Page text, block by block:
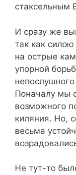
стаксельным
И сразу же
так как
на острые
упорной
Поначалу мы
возможного
киляния. Но,
весьма
Не тут-то